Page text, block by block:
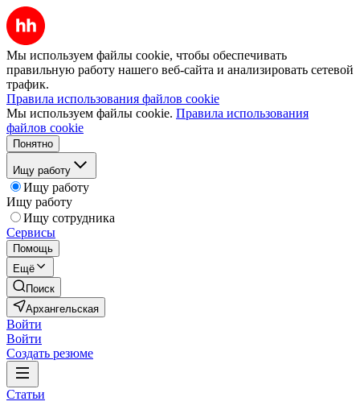
Мы используем файлы cookie, чтобы обеспечивать
правильную работу нашего веб-сайта и анализировать сетевой
трафик.
Правила использования файлов cookie
Мы используем файлы cookie. Правила использования
файлов cookie
Понятно
Ищу работу
Ищу работу
Ищу работу
Ищу сотрудника
Сервисы
Помощь
Ещё
Поиск
Архангельская
Войти
Войти
Создать резюме
Статьи